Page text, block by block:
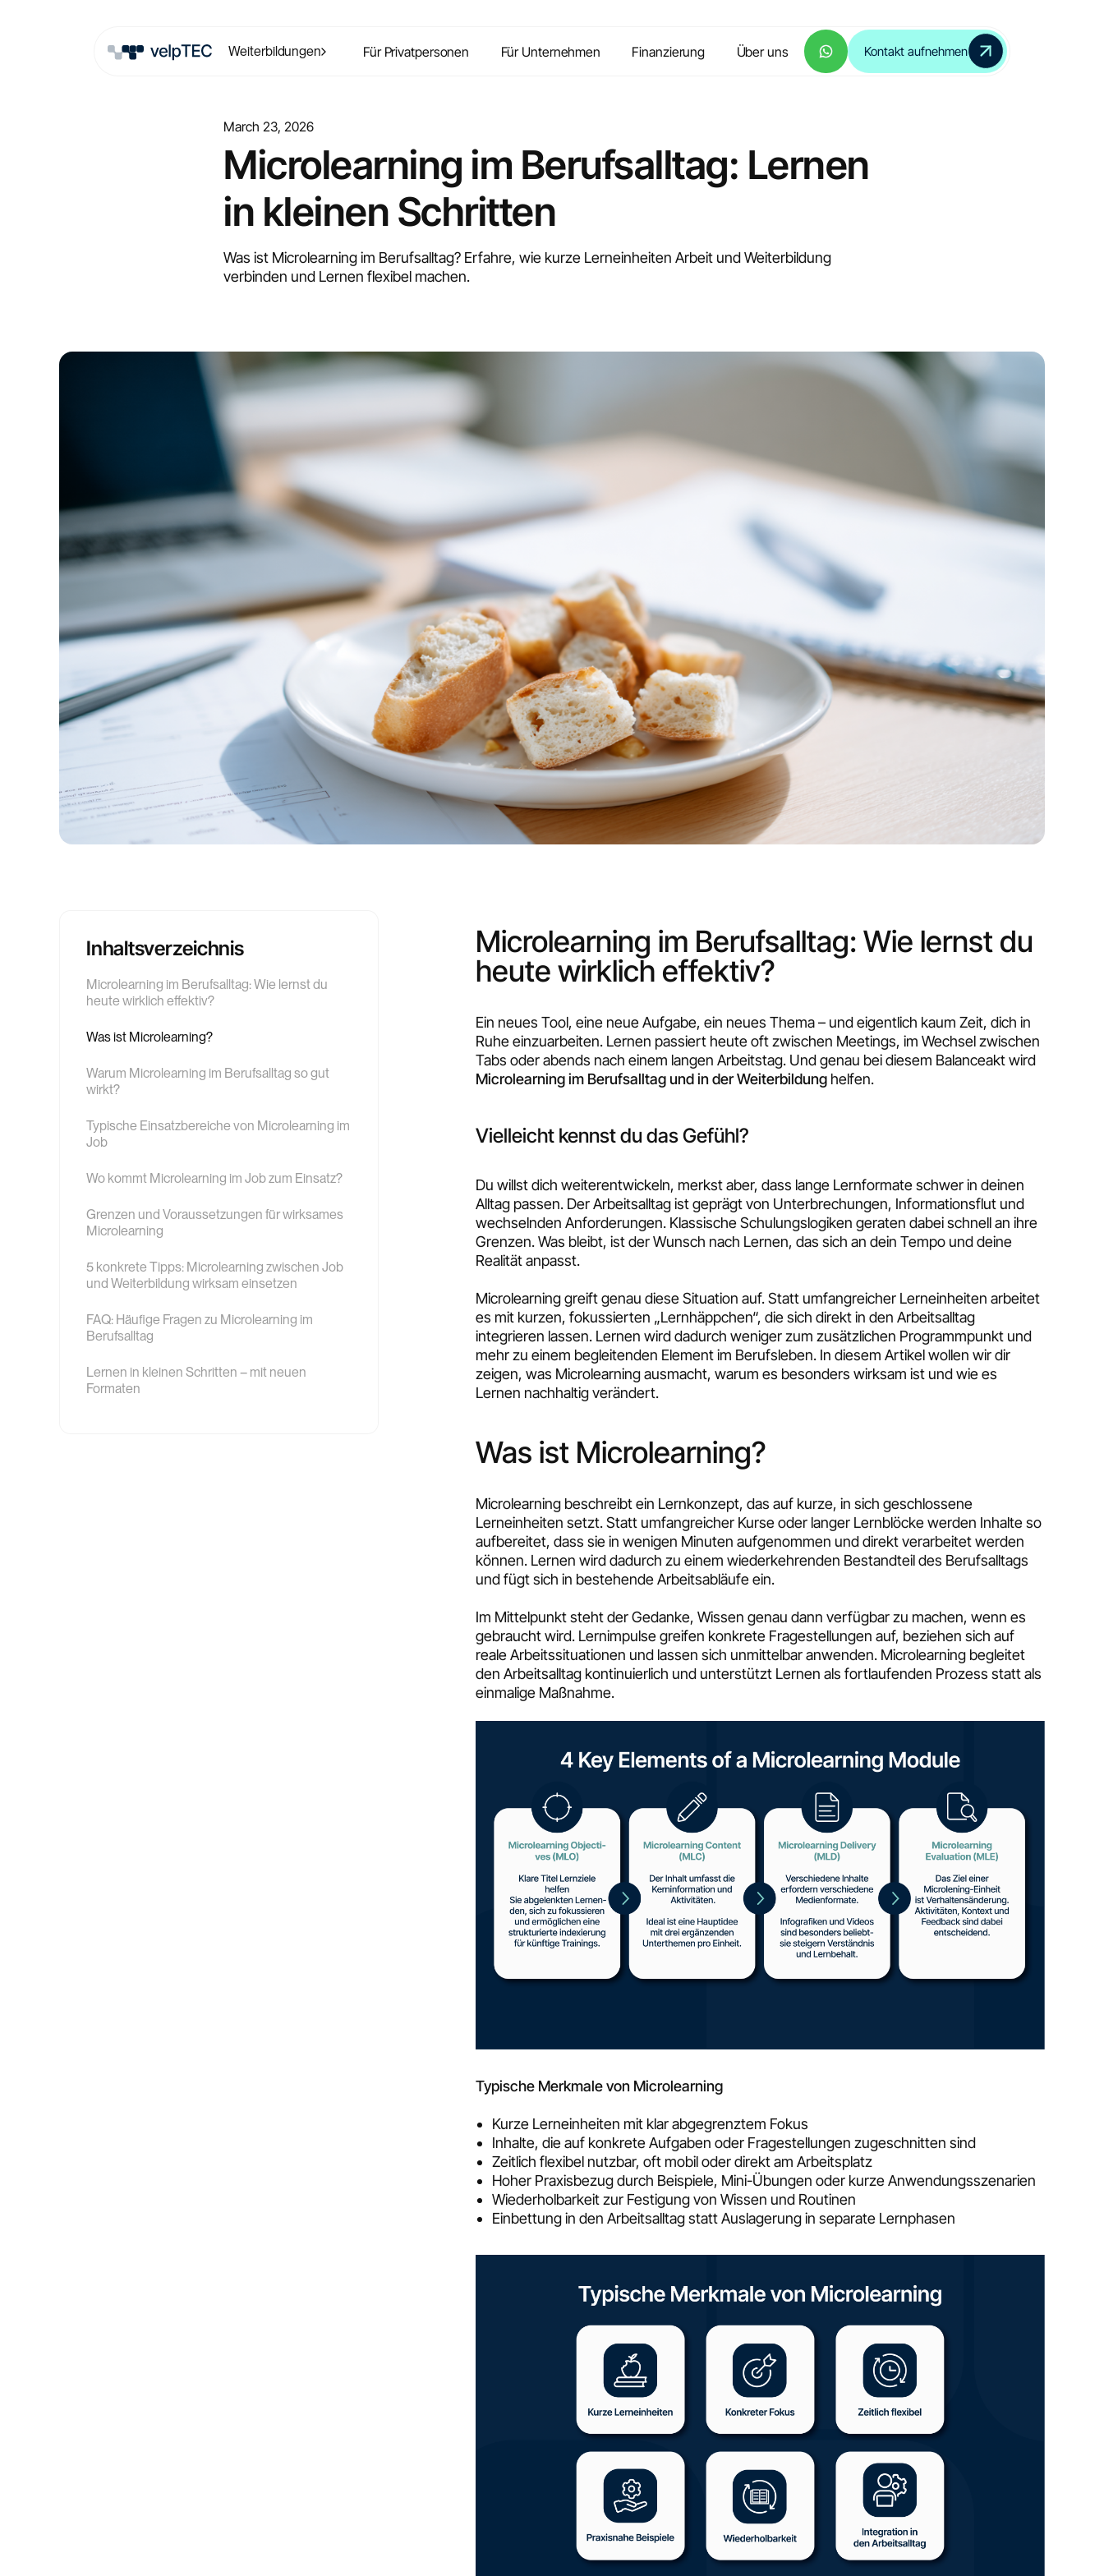
Weiterbildungen Für Privatpersonen Für Unternehmen Finanzierung Über uns Kontakt aufnehmen
March 23, 2026
Microlearning im Berufsalltag: Lernen
in kleinen Schritten
Was ist Microlearning im Berufsalltag? Erfahre, wie kurze Lerneinheiten Arbeit und Weiterbildung
verbinden und Lernen flexibel machen.
Inhaltsverzeichnis
Microlearning im Berufsalltag: Wie lernst du
heute wirklich effektiv?
Was ist Microlearning?
Warum Microlearning im Berufsalltag so gut
wirkt?
Typische Einsatzbereiche von Microlearning im
Job
Wo kommt Microlearning im Job zum Einsatz?
Grenzen und Voraussetzungen für wirksames
Microlearning
5 konkrete Tipps: Microlearning zwischen Job
und Weiterbildung wirksam einsetzen
FAQ: Häufige Fragen zu Microlearning im
Berufsalltag
Lernen in kleinen Schritten – mit neuen
Formaten
Microlearning im Berufsalltag: Wie lernst du
heute wirklich effektiv?
Ein neues Tool, eine neue Aufgabe, ein neues Thema – und eigentlich kaum Zeit, dich in
Ruhe einzuarbeiten. Lernen passiert heute oft zwischen Meetings, im Wechsel zwischen
Tabs oder abends nach einem langen Arbeitstag. Und genau bei diesem Balanceakt wird
Microlearning im Berufsalltag und in der Weiterbildunghelfen.
Vielleicht kennst du das Gefühl?
Du willst dich weiterentwickeln, merkst aber, dass lange Lernformate schwer in deinen
Alltag passen. Der Arbeitsalltag ist geprägt von Unterbrechungen, Informationsflut und
wechselnden Anforderungen. Klassische Schulungslogiken geraten dabei schnell an ihre
Grenzen. Was bleibt, ist der Wunsch nach Lernen, das sich an dein Tempo und deine
Realität anpasst.
Microlearning greift genau diese Situation auf. Statt umfangreicher Lerneinheiten arbeitet
es mit kurzen, fokussierten „Lernhäppchen“, die sich direkt in den Arbeitsalltag
integrieren lassen. Lernen wird dadurch weniger zum zusätzlichen Programmpunkt und
mehr zu einem begleitenden Element im Berufsleben. In diesem Artikel wollen wir dir
zeigen, was Microlearning ausmacht, warum es besonders wirksam ist und wie es
Lernen nachhaltig verändert.
Was ist Microlearning?
Microlearning beschreibt ein Lernkonzept, das auf kurze, in sich geschlossene
Lerneinheiten setzt. Statt umfangreicher Kurse oder langer Lernblöcke werden Inhalte so
aufbereitet, dass sie in wenigen Minuten aufgenommen und direkt verarbeitet werden
können. Lernen wird dadurch zu einem wiederkehrenden Bestandteil des Berufsalltags
und fügt sich in bestehende Arbeitsabläufe ein.
Im Mittelpunkt steht der Gedanke, Wissen genau dann verfügbar zu machen, wenn es
gebraucht wird. Lernimpulse greifen konkrete Fragestellungen auf, beziehen sich auf
reale Arbeitssituationen und lassen sich unmittelbar anwenden. Microlearning begleitet
den Arbeitsalltag kontinuierlich und unterstützt Lernen als fortlaufenden Prozess statt als
einmalige Maßnahme.
Typische Merkmale von Microlearning
Kurze Lerneinheiten mit klar abgegrenztem Fokus
Inhalte, die auf konkrete Aufgaben oder Fragestellungen zugeschnitten sind
Zeitlich flexibel nutzbar, oft mobil oder direkt am Arbeitsplatz
Hoher Praxisbezug durch Beispiele, Mini-Übungen oder kurze Anwendungsszenarien
Wiederholbarkeit zur Festigung von Wissen und Routinen
Einbettung in den Arbeitsalltag statt Auslagerung in separate Lernphasen